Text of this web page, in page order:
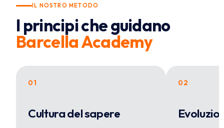
IL NOSTRO METODO
I principi che guidano
Barcella Academy
01
Cultura del sapere
02